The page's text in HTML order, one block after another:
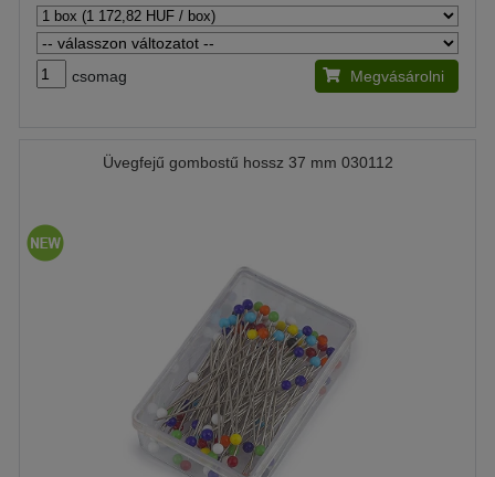
csomag Megvásárolni
Üvegfejű gombostű hossz 37 mm 030112